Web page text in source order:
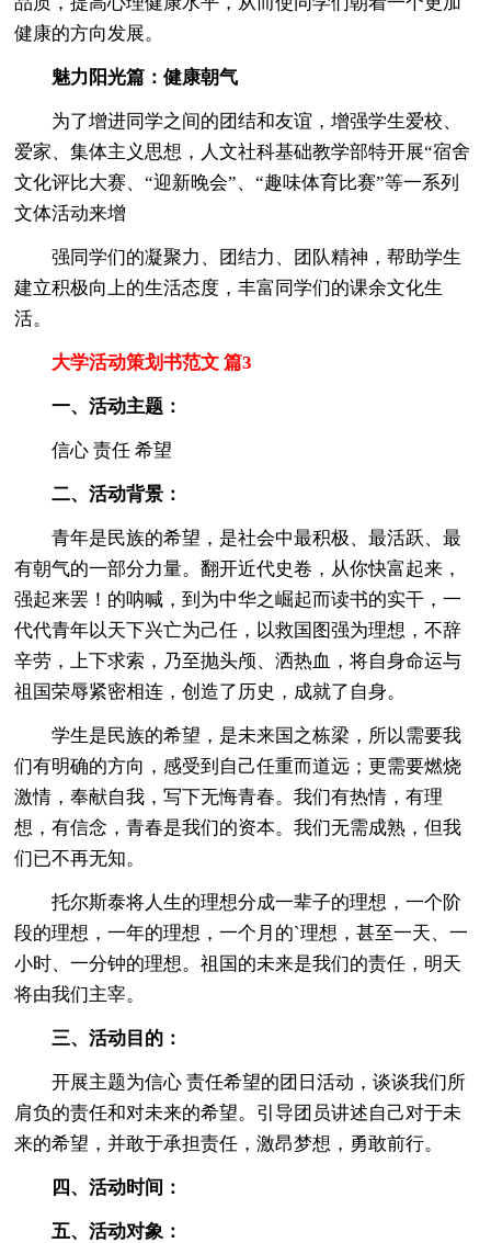
健康的方向发展。
魅力阳光篇：健康朝气
为了增进同学之间的团结和友谊，增强学生爱校、
爱家、集体主义思想，人文社科基础教学部特开展“宿舍
文化评比大赛、“迎新晚会”、“趣味体育比赛”等一系列
文体活动来增
强同学们的凝聚力、团结力、团队精神，帮助学生
建立积极向上的生活态度，丰富同学们的课余文化生
活。
大学活动策划书范文 篇3
一、活动主题：
信心 责任 希望
二、活动背景：
青年是民族的希望，是社会中最积极、最活跃、最
有朝气的一部分力量。翻开近代史卷，从你快富起来，
强起来罢！的呐喊，到为中华之崛起而读书的实干，一
代代青年以天下兴亡为己任，以救国图强为理想，不辞
辛劳，上下求索，乃至抛头颅、洒热血，将自身命运与
祖国荣辱紧密相连，创造了历史，成就了自身。
学生是民族的希望，是未来国之栋梁，所以需要我
们有明确的方向，感受到自己任重而道远；更需要燃烧
激情，奉献自我，写下无悔青春。我们有热情，有理
想，有信念，青春是我们的资本。我们无需成熟，但我
们已不再无知。
托尔斯泰将人生的理想分成一辈子的理想，一个阶
段的理想，一年的理想，一个月的`理想，甚至一天、一
小时、一分钟的理想。祖国的未来是我们的责任，明天
将由我们主宰。
三、活动目的：
开展主题为信心 责任希望的团日活动，谈谈我们所
肩负的责任和对未来的希望。引导团员讲述自己对于未
来的希望，并敢于承担责任，激昂梦想，勇敢前行。
四、活动时间：
五、活动对象：